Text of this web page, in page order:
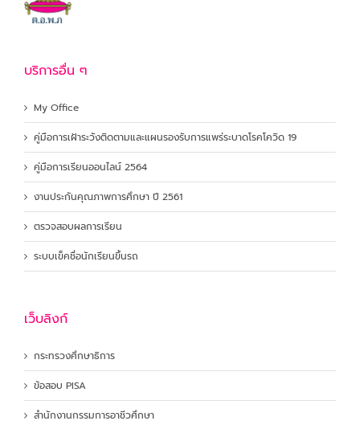
บริการอื่น ๆ
My Office
คู่มือการเฝ้าระวังติดตามและแผนรองรับการแพร่ระบาดโรคโควิด 19
คู่มือการเรียนออนไลน์ 2564
งานประกันคุณภาพการศึกษา ปี 2561
ตรวจสอบผลการเรียน
ระบบเข็คชื่อนักเรียนขึ้นรถ
เว็บลิงก์
กระทรวงศึกษาธิการ
ข้อสอบ PISA
สำนักงานกรรมการอาชีวศึกษา